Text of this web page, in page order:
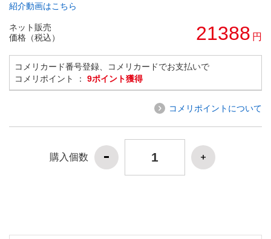
紹介動画はこちら
ネット販売
価格（税込）
21388 円
コメリカード番号登録、コメリカードでお支払いで
コメリポイント ： 9ポイント獲得
コメリポイントについて
購入個数